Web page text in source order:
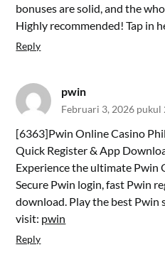
bonuses are solid, and the
Highly recommended! Tap in
Reply
pwin
Februari 3, 2026 pukul
[6363]Pwin Online Casino
Quick Register & App
Experience the ultimate Pwin
Secure Pwin login, fast Pwin
download. Play the best Pwin
visit: pwin
Reply